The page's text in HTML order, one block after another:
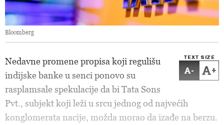
Bloomberg
TEXT SIZE
- +
Nedavne promene propisa koji regulišu
indijske banke u senci ponovo su
rasplamsale spekulacije da bi Tata Sons
Pvt., subjekt koji leži u srcu jednog od najvećih
konglomerata nacije, možda morao da izađe na berzu.